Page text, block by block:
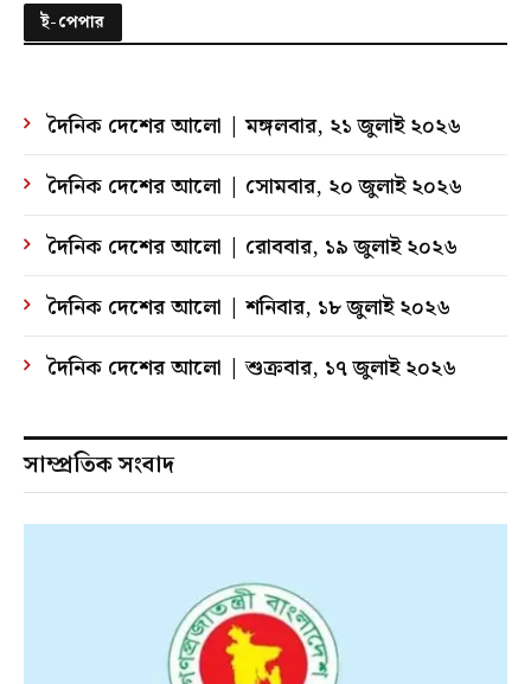
ই-পেপার
দৈনিক দেশের আলো | মঙ্গলবার, ২১ জুলাই ২০২৬
দৈনিক দেশের আলো | সোমবার, ২০ জুলাই ২০২৬
দৈনিক দেশের আলো | রোববার, ১৯ জুলাই ২০২৬
দৈনিক দেশের আলো | শনিবার, ১৮ জুলাই ২০২৬
দৈনিক দেশের আলো | শুক্রবার, ১৭ জুলাই ২০২৬
সাম্প্রতিক সংবাদ